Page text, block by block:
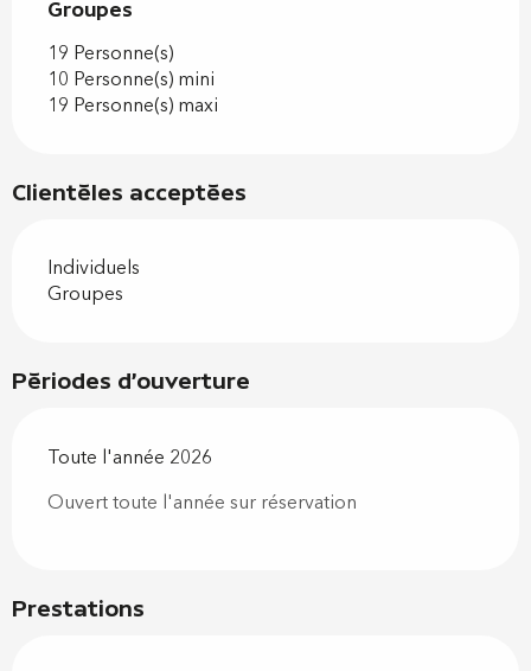
Prestations
Groupes
Groupes
19 Personne(s)
10 Personne(s) mini
19 Personne(s) maxi
Clientèles acceptées
Individuels
Groupes
Périodes d'ouverture
Toute l'année 2026
Ouvert toute l'année sur réservation